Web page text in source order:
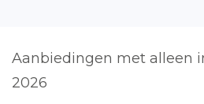
Aanbiedingen met alleen
2026